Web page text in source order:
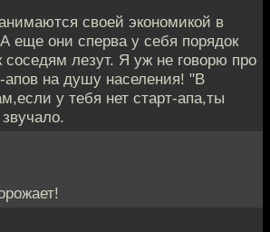
своей экономикой в
еще они сперва у себя порядок
соседям лезут. Я уж не говорю про
апов на душу населения! "В
у тебя нет старт-апа,ты